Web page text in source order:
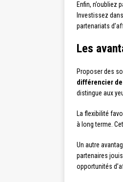
Enfin, n’oubliez
Investissez
partenariats
Les
Proposer des
différencier
distingue aux
La flexibilité
à long terme.
Un autre
partenaires
opportunités